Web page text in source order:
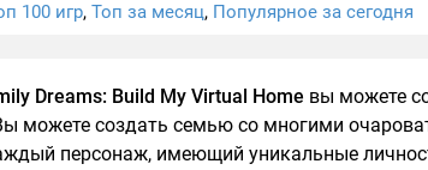
100 игр, Топ за месяц, Популярное за сегодня
Dreams: Build My Virtual Home вы можете
можете создать семью со многими
персонаж, имеющий уникальные